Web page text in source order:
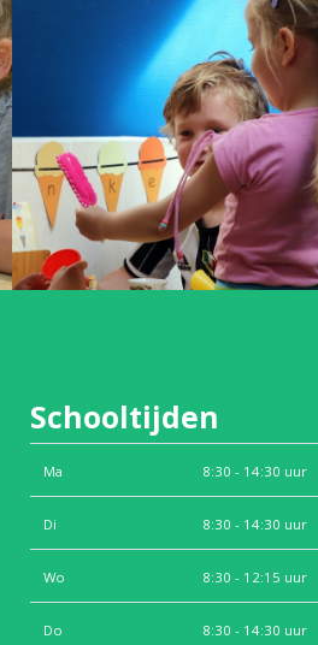
Schooltijden
Ma 8:30 - 14:30 uur
Di 8:30 - 14:30 uur
Wo 8:30 - 12:15 uur
Do 8:30 - 14:30 uur